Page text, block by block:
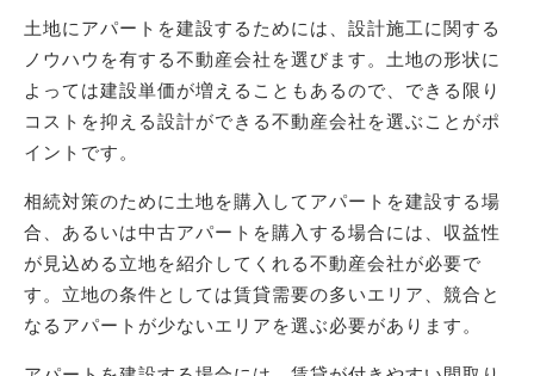
土地にアパートを建設するためには、設計施工に関する
ノウハウを有する不動産会社を選びます。土地の形状に
よっては建設単価が増えることもあるので、できる限り
コストを抑える設計ができる不動産会社を選ぶことがポ
イントです。
相続対策のために土地を購入してアパートを建設する場
合、あるいは中古アパートを購入する場合には、収益性
が見込める立地を紹介してくれる不動産会社が必要で
す。立地の条件としては賃貸需要の多いエリア、競合と
なるアパートが少ないエリアを選ぶ必要があります。